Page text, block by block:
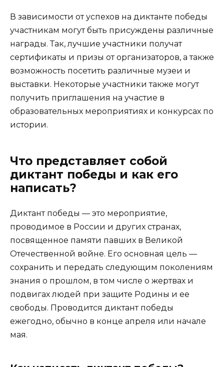
В зависимости от успехов на диктанте победы
участникам могут быть присуждены различные
награды. Так, лучшие участники получат
сертификаты и призы от организаторов, а также
возможность посетить различные музеи и
выставки. Некоторые участники также могут
получить приглашения на участие в
образовательных мероприятиях и конкурсах по
истории.
Что представляет собой
диктант победы и как его
написать?
Диктант победы — это мероприятие,
проводимое в России и других странах,
посвященное памяти павших в Великой
Отечественной войне. Его основная цель —
сохранить и передать следующим поколениям
знания о прошлом, в том числе о жертвах и
подвигах людей при защите Родины и ее
свободы. Проводится диктант победы
ежегодно, обычно в конце апреля или начале
мая.